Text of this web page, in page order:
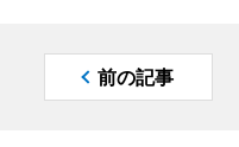
前の記事